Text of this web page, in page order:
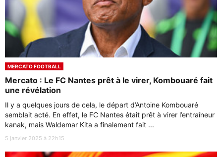
MERCATO FOOTBALL
Mercato : Le FC Nantes prêt à le virer, Kombouaré fait
une révélation
Il y a quelques jours de cela, le départ d’Antoine Kombouaré
semblait acté. En effet, le FC Nantes était prêt à virer l’entraîneur
kanak, mais Waldemar Kita a finalement fait ...
5 janvier 2025 à 22h15